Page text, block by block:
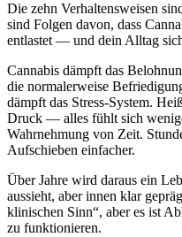
Die zehn Verhaltensweisen
sind Folgen davon, dass
entlastet — und dein Alltag
Cannabis dämpft das
die normalerweise
dämpft das Stress-System.
Druck — alles fühlt sich
Wahrnehmung von Zeit.
Aufschieben einfacher.
Über Jahre wird daraus ein
aussieht, aber innen klar
klinischen Sinn“, aber es ist
zu funktionieren.